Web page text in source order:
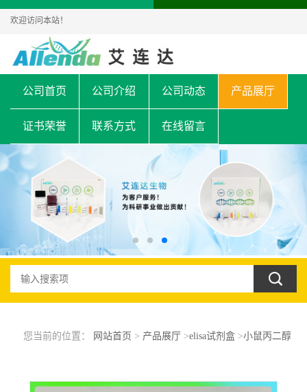
欢迎访问本站！
公司首页 公司介绍 公司动态 产品展厅
证书荣誉 联系方式 在线留言
您当前的位置： 网站首页 > 产品展厅 >elisa试剂盒>小鼠丙二醇